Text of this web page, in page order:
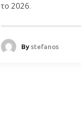
το 2026.
By stefanos